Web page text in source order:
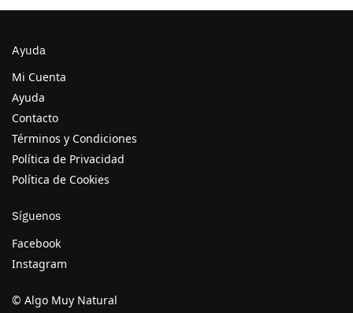
Ayuda
Mi Cuenta
Ayuda
Contacto
Términos y Condiciones
Política de Privacidad
Política de Cookies
Síguenos
Facebook
Instagram
© Algo Muy Natural